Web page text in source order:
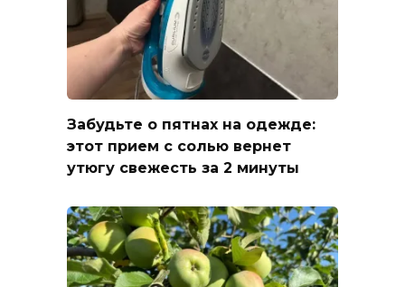
Забудьте о пятнах на одежде:
этот прием с солью вернет
утюгу свежесть за 2 минуты